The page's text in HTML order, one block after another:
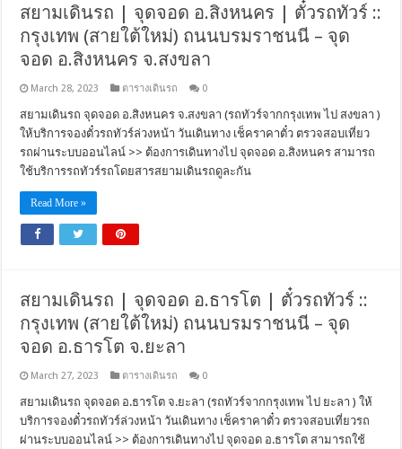
สยามเดินรถ | จุดจอด อ.สิงหนคร | ตั๋วรถทัวร์ ::
กรุงเทพ (สายใต้ใหม่) ถนนบรมราชนนี – จุด
จอด อ.สิงหนคร จ.สงขลา
March 28, 2023 ตารางเดินรถ 0
สยามเดินรถ จุดจอด อ.สิงหนคร จ.สงขลา (รถทัวร์จากกรุงเทพ ไป สงขลา )
ให้บริการจองตั๋วรถทัวร์ล่วงหน้า วันเดินทาง เช็คราคาตั๋ว ตรวจสอบเที่ยว
รถผ่านระบบออนไลน์ >> ต้องการเดินทางไป จุดจอด อ.สิงหนคร สามารถ
ใช้บริการรถทัวร์รถโดยสารสยามเดินรถดูละกัน
Read More »
สยามเดินรถ | จุดจอด อ.ธารโต | ตั๋วรถทัวร์ ::
กรุงเทพ (สายใต้ใหม่) ถนนบรมราชนนี – จุด
จอด อ.ธารโต จ.ยะลา
March 27, 2023 ตารางเดินรถ 0
สยามเดินรถ จุดจอด อ.ธารโต จ.ยะลา (รถทัวร์จากกรุงเทพ ไป ยะลา ) ให้
บริการจองตั๋วรถทัวร์ล่วงหน้า วันเดินทาง เช็คราคาตั๋ว ตรวจสอบเที่ยวรถ
ผ่านระบบออนไลน์ >> ต้องการเดินทางไป จุดจอด อ.ธารโต สามารถใช้